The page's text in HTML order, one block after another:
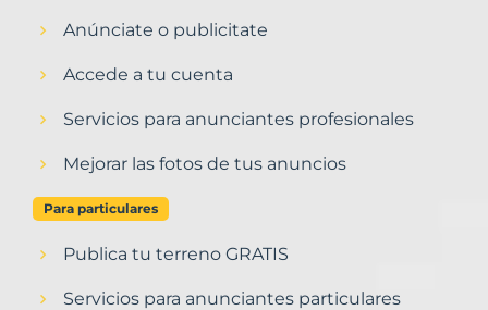
Anúnciate o publicitate
Accede a tu cuenta
Servicios para anunciantes profesionales
Mejorar las fotos de tus anuncios
Para particulares
Publica tu terreno GRATIS
Servicios para anunciantes particulares